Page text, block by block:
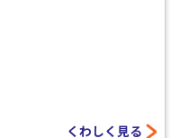
くわしく見る